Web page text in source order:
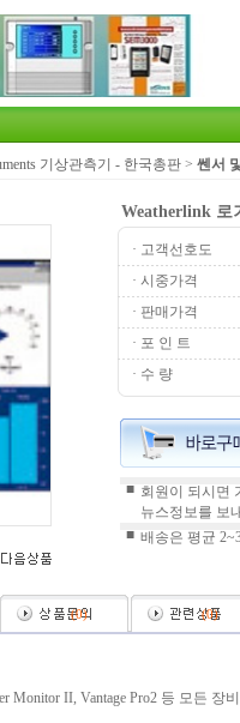
기상관측기 - 한국총판 > 쎈서
Weatherlink 로
· 고객선호도
· 시중가격
· 판매가격
· 포 인 트
· 수 량
■ 회원이 되시면
뉴스정보를 보
■ 배송은 평균
(0) (0)
Monitor II, Vantage Pro2 등 모든